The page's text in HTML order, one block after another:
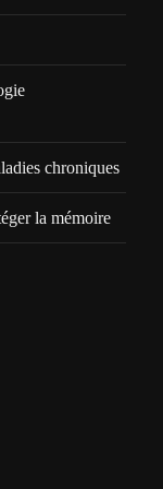
chroniques
la mémoire